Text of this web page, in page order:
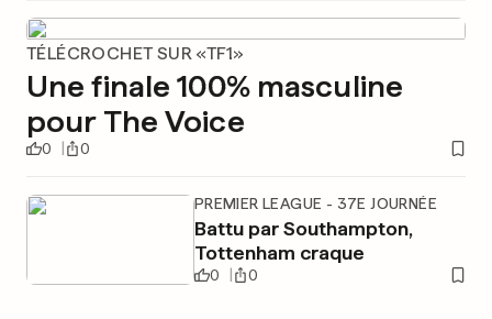
TÉLÉCROCHET SUR «TF1»
Une finale 100% masculine
pour The Voice
0 0
PREMIER LEAGUE - 37E JOURNÉE
Battu par Southampton,
Tottenham craque
0 0